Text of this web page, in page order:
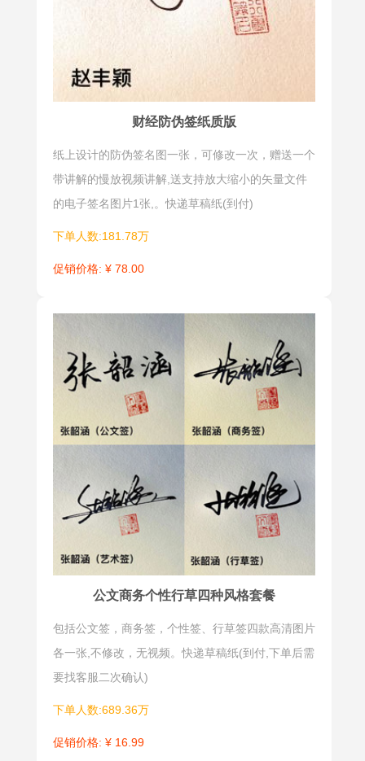
财经防伪签纸质版
纸上设计的防伪签名图一张，可修改一次，赠送一个
带讲解的慢放视频讲解,送支持放大缩小的矢量文件
的电子签名图片1张,。快递草稿纸(到付)
下单人数:181.78万
促销价格: ¥ 78.00
公文商务个性行草四种风格套餐
包括公文签，商务签，个性签、行草签四款高清图片
各一张,不修改，无视频。快递草稿纸(到付,下单后需
要找客服二次确认)
下单人数:689.36万
促销价格: ¥ 16.99